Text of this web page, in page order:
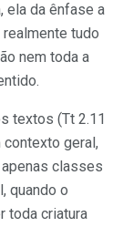
ela da ênfase a
tudo
nem toda a
textos (Tt 2.11
contexto geral,
classes
quando o
toda criatura